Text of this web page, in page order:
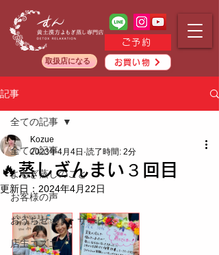
ご予約
お買い物
取扱店になる
記事
全ての記事
よもぎ蒸しのこと
お客様の声
おうちセット・サービス
店主コズエ
全ての記事
🔥蒸しざんまい３回目
Kozue
2023年4月4日 読了時間: 2分
更新日： 2024年4月22日